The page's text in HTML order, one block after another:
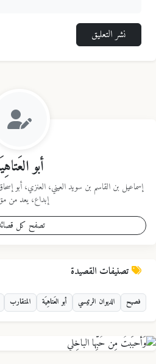
نشر التعليق
أبو العَتاهِيَة
إسماعيل بن القاسم بن سويد العيني، العنزي، أبو
إبداع، يعد من
تصفح كل قصائده
تصنيفات القصيدة
فصيح الديوان الرئيسي أبو العَتاهِيَة المتقارب